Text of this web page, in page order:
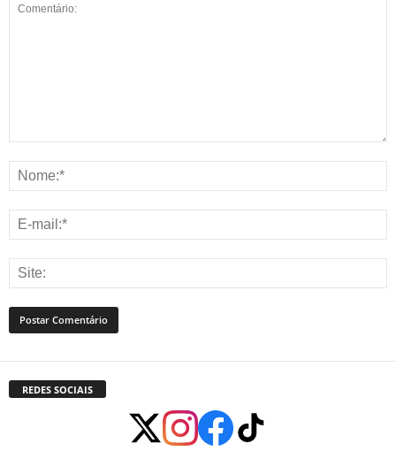
REDES SOCIAIS